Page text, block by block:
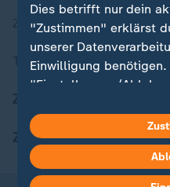
ZDFheute Stories
Themen im Überblick
ZDFheute Apps
Dies betrifft nur dein
"Zustimmen" erklärst
unserer
Einwilligung
"Einstellungen/
welchen nicht. Deine
kannst du jederzeit
in deinen Einstellungen